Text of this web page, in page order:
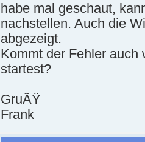
habe mal geschaut,
nachstellen. Auch die
abgezeigt.
Kommt der Fehler auch
startest?
GruÃŸ
Frank